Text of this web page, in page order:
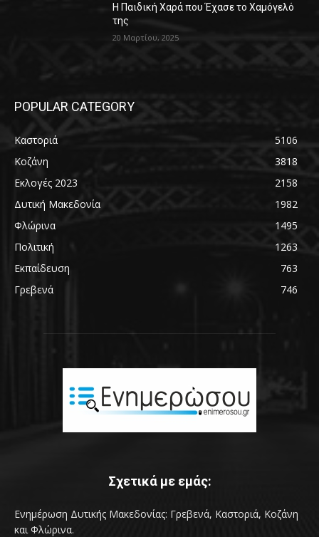
Η Παιδική Χαρά που Έχασε το Χαμόγελό
της
20 Μαρτίου, 2025
POPULAR CATEGORY
Καστοριά
5106
Κοζάνη
3818
Εκλογές 2023
2158
Δυτική Μακεδονία
1982
Φλώρινα
1495
Πολιτική
1263
Εκπαίδευση
763
Γρεβενά
746
Σχετικά με εμάς:
Ενημέρωση Δυτικής Μακεδονίας: Γρεβενά, Καστοριά, Κοζάνη
και Φλώρινα.